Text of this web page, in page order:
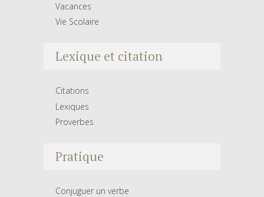
Vacances
Vie Scolaire
Lexique et citation
Citations
Lexiques
Proverbes
Pratique
Conjuguer un verbe